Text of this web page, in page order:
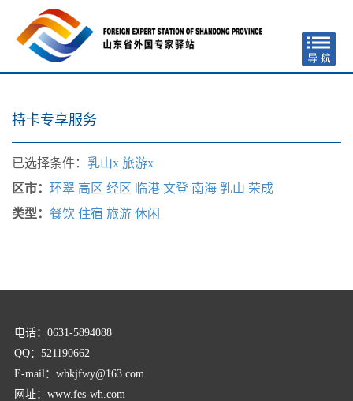
持卡专享服务
已选择条件： 乳山x 旅游x
区市： 环翠 高区 经区 临港 文登 南海 乳山 荣成
类型： 餐饮 住宿 旅游 休闲
电话：0631-5894088
QQ：521190662
E-mail：whkjfwy@163.com
网址：www.fes-wh.com